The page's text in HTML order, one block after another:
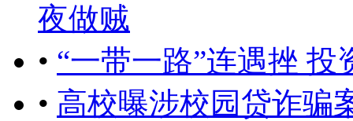
夜做贼
• “一带一路”连遇挫 投
• 高校曝涉校园贷诈骗